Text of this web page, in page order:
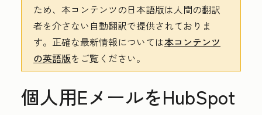
ため、本コンテンツの日本語版は人間の翻訳
者を介さない自動翻訳で提供されておりま
す。 正確な最新情報については本コンテンツ
の英語版をご覧ください。
個人用EメールをHubSpot